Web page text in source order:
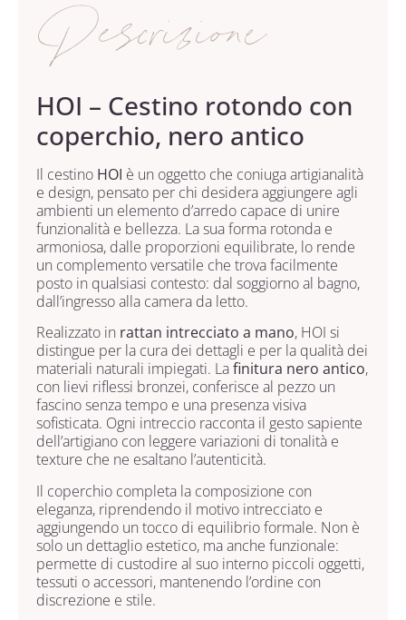
Descrizione
HOI – Cestino rotondo con
coperchio, nero antico
Il cestino HOI è un oggetto che coniuga artigianalità
e design, pensato per chi desidera aggiungere agli
ambienti un elemento d’arredo capace di unire
funzionalità e bellezza. La sua forma rotonda e
armoniosa, dalle proporzioni equilibrate, lo rende
un complemento versatile che trova facilmente
posto in qualsiasi contesto: dal soggiorno al bagno,
dall’ingresso alla camera da letto.
Realizzato in rattan intrecciato a mano, HOI si
distingue per la cura dei dettagli e per la qualità dei
materiali naturali impiegati. Lafinitura nero antico,
con lievi riflessi bronzei, conferisce al pezzo un
fascino senza tempo e una presenza visiva
sofisticata. Ogni intreccio racconta il gesto sapiente
dell’artigiano con leggere variazioni di tonalità e
texture che ne esaltano l’autenticità.
Il coperchio completa la composizione con
eleganza, riprendendo il motivo intrecciato e
aggiungendo un tocco di equilibrio formale. Non è
solo un dettaglio estetico, ma anche funzionale:
permette di custodire al suo interno piccoli oggetti,
tessuti o accessori, mantenendo l’ordine con
discrezione e stile.